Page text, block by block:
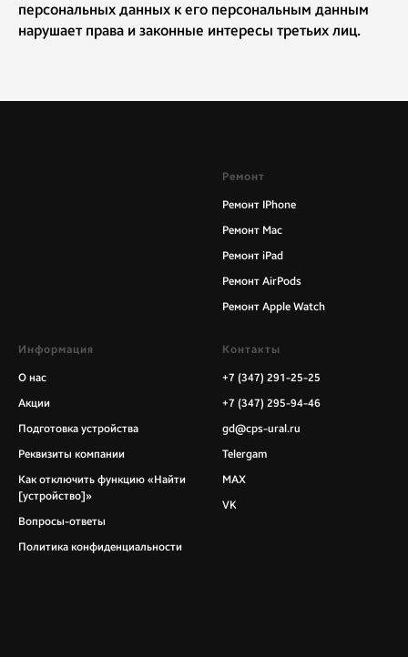
персональных данных к его персональным данным
нарушает права и законные интересы третьих лиц.
Ремонт
Ремонт IPhone
Ремонт Mac
Ремонт iPad
Ремонт AirPods
Ремонт Apple Watch
Информация
О нас
Акции
Подготовка устройства
Реквизиты компании
Как отключить функцию «Найти
[устройство]»
Вопросы-ответы
Политика конфиденциальности
Контакты
+7 (347) 291-25-25
+7 (347) 295-94-46
gd@cps-ural.ru
Telergam
MAX
VK